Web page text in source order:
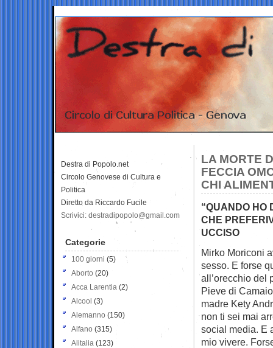
LA MORTE
FECCIA
CHI
“QUANDO HO
CHE
UCCISO
Mirko Moriconi
sesso. E forse
all’orecchio del
Pieve di
madre Kety
non ti sei mai
social media. E
mio vivere.
Destra di Popolo.net
Circolo Genovese di Cultura e
Politica
Diretto da Riccardo Fucile
Scrivici: destradipopolo@gmail.com
Categorie
100 giorni (5)
Aborto (20)
Acca Larentia (2)
Alcool (3)
Alemanno (150)
Alfano (315)
Alitalia (123)